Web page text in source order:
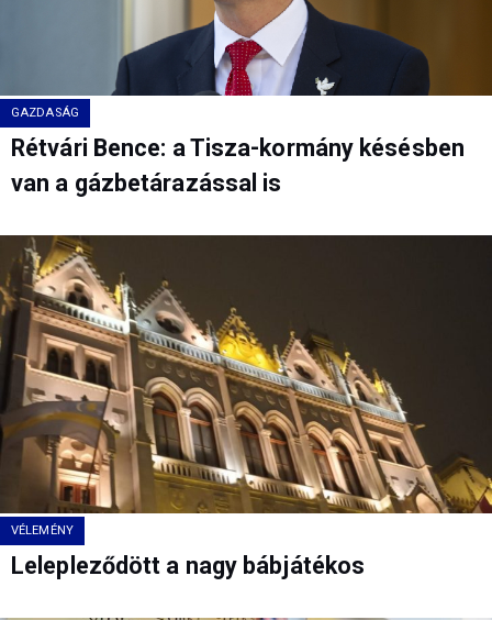
GAZDASÁG
Rétvári Bence: a Tisza-kormány késésben
van a gázbetárazással is
VÉLEMÉNY
Lelepleződött a nagy bábjátékos